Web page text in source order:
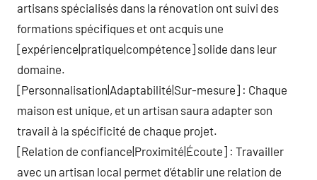
artisans spécialisés dans la rénovation ont suivi des
formations spécifiques et ont acquis une
[expérience|pratique|compétence] solide dans leur
domaine.
[Personnalisation|Adaptabilité|Sur-mesure] : Chaque
maison est unique, et un artisan saura adapter son
travail à la spécificité de chaque projet.
[Relation de confiance|Proximité|Écoute] : Travailler
avec un artisan local permet d’établir une relation de